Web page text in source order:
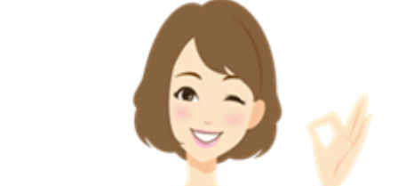
高級時計は買取会社によって得手不得手のブラ...